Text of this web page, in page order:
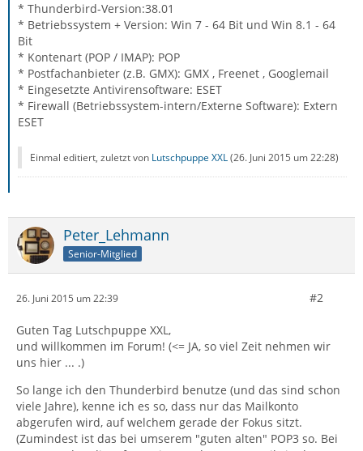
* Thunderbird-Version:38.01
* Betriebssystem + Version: Win 7 - 64 Bit und Win 8.1 - 64
Bit
* Kontenart (POP / IMAP): POP
* Postfachanbieter (z.B. GMX): GMX , Freenet , Googlemail
* Eingesetzte Antivirensoftware: ESET
* Firewall (Betriebssystem-intern/Externe Software): Extern
ESET
Einmal editiert, zuletzt von Lutschpuppe XXL(26. Juni 2015 um 22:28)
Peter_Lehmann
Senior-Mitglied
26. Juni 2015 um 22:39 #2
Guten Tag Lutschpuppe XXL,
und willkommen im Forum! (<= JA, so viel Zeit nehmen wir
uns hier ... .)
So lange ich den Thunderbird benutze (und das sind schon
viele Jahre), kenne ich es so, dass nur das Mailkonto
abgerufen wird, auf welchem gerade der Fokus sitzt.
(Zumindest ist das bei umserem "guten alten" POP3 so. Bei